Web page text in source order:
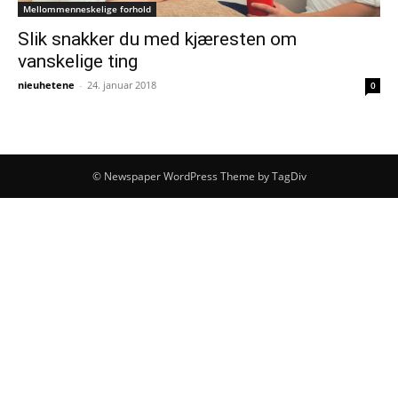
Mellommenneskelige forhold
Slik snakker du med kjæresten om
vanskelige ting
nieuhetene - 24. januar 2018 0
© Newspaper WordPress Theme by TagDiv